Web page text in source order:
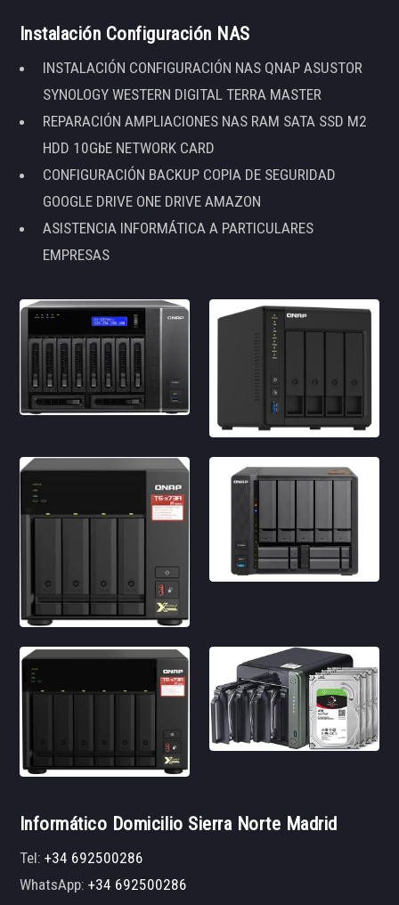
Instalación Configuración NAS
INSTALACIÓN CONFIGURACIÓN NAS QNAP ASUSTOR
SYNOLOGY WESTERN DIGITAL TERRA MASTER
REPARACIÓN AMPLIACIONES NAS RAM SATA SSD M2
HDD 10GbE NETWORK CARD
CONFIGURACIÓN BACKUP COPIA DE SEGURIDAD
GOOGLE DRIVE ONE DRIVE AMAZON
ASISTENCIA INFORMÁTICA A PARTICULARES
EMPRESAS
Informático Domicilio Sierra Norte Madrid
Tel:+34 692500286
WhatsApp:+34 692500286